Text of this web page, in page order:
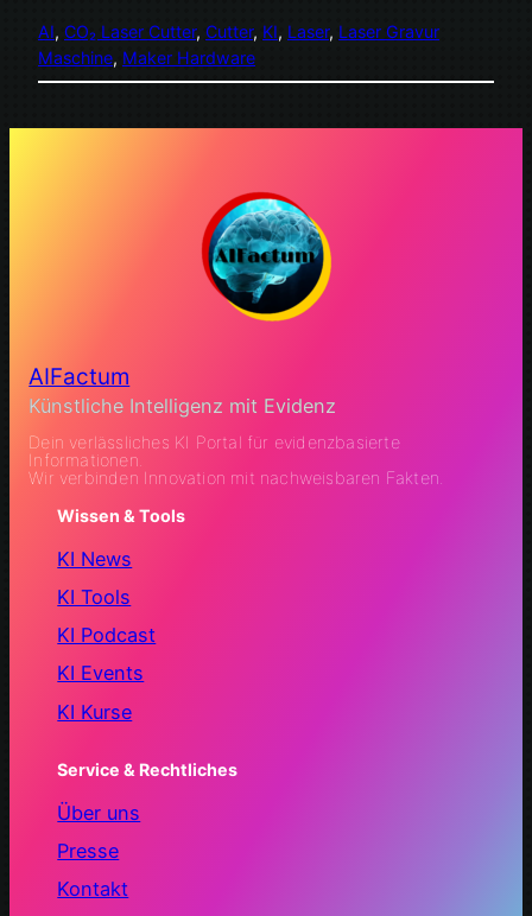
AI, CO₂ Laser Cutter, Cutter, KI, Laser, Laser Gravur
Maschine, Maker Hardware
AIFactum
Künstliche Intelligenz mit Evidenz
Dein verlässliches KI Portal für evidenzbasierte
Informationen.
Wir verbinden Innovation mit nachweisbaren Fakten.
Wissen & Tools
KI News
KI Tools
KI Podcast
KI Events
KI Kurse
Service & Rechtliches
Über uns
Presse
Kontakt